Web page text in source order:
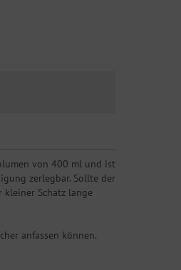
von 400 ml und ist
zerlegbar. Sollte der
kleiner Schatz lange
anfassen können.